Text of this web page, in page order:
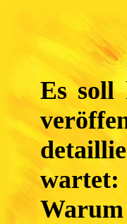
Es soll
wartet: